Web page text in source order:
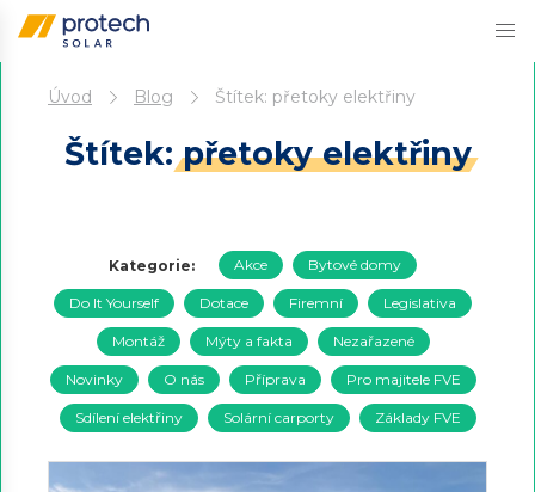
Úvod Blog Štítek: přetoky elektřiny
Štítek:přetoky elektřiny
Kategorie: Akce Bytové domy
Do It Yourself Dotace Firemní Legislativa
Montáž Mýty a fakta Nezařazené
Novinky O nás Příprava Pro majitele FVE
Sdílení elektřiny Solární carporty Základy FVE